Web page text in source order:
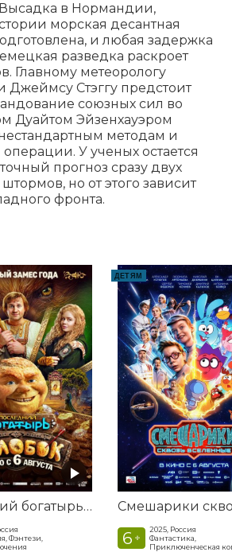
Высадка в Нормандии,
морская десантная
и любая задержка
разведка раскроет
Главному метеорологу
Джеймсу Стэггу предстоит
союзных сил во
Дуайтом Эйзенхауэром
методам и
У ученых остается
прогноз сразу двух
но от этого зависит
фронта.
Последний богатырь. Колобок
Фэнтези,
ДЕТЯМ
6 +
2025, Россия
Фантастика,
Приключенческая